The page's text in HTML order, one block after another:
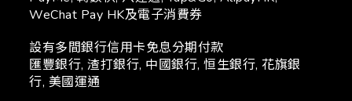
WeChat Pay HK及電子消費券
設有多間銀行信用卡免息分期付款
匯豐銀行, 渣打銀行, 中國銀行, 恒生銀行, 花旗銀
行, 美國運通